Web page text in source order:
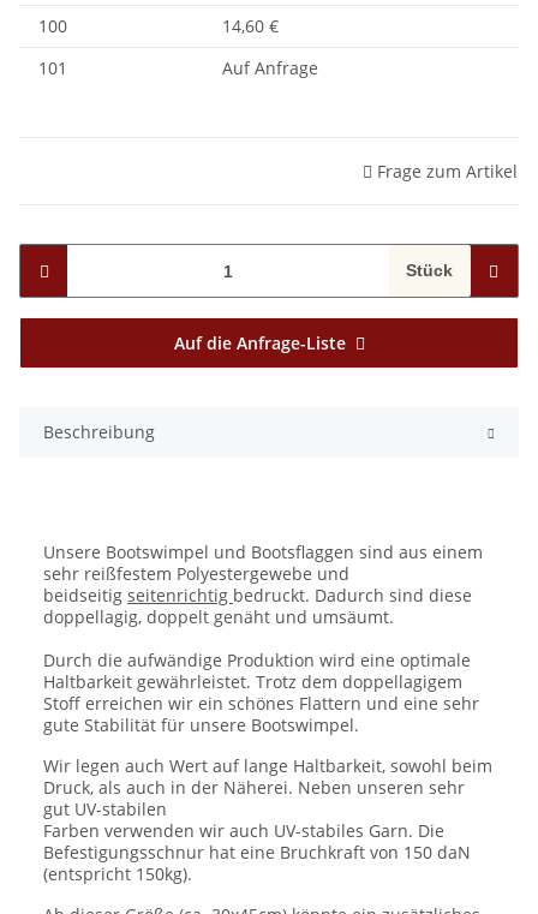
100
14,60 €
101
Auf Anfrage
Frage zum Artikel
Stück
Auf die Anfrage-Liste
Beschreibung
Unsere Bootswimpel und Bootsflaggen sind aus einem
sehr reißfestem Polyestergewebe und
beidseitig seitenrichtig bedruckt. Dadurch sind diese
doppellagig, doppelt genäht und umsäumt.
Durch die aufwändige Produktion wird eine optimale
Haltbarkeit gewährleistet. Trotz dem doppellagigem
Stoff erreichen wir ein schönes Flattern und eine sehr
gute Stabilität für unsere Bootswimpel.
Wir legen auch Wert auf lange Haltbarkeit, sowohl beim
Druck, als auch in der Näherei. Neben unseren sehr
gut UV-stabilen
Farben verwenden wir auch UV-stabiles Garn. Die
Befestigungsschnur hat eine Bruchkraft von 150 daN
(entspricht 150kg).